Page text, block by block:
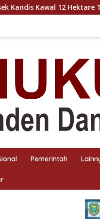
Tanaman untuk
Pemerintah